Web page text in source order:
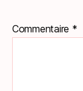
Commentaire *